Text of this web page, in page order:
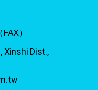
）
Xinshi Dist.,